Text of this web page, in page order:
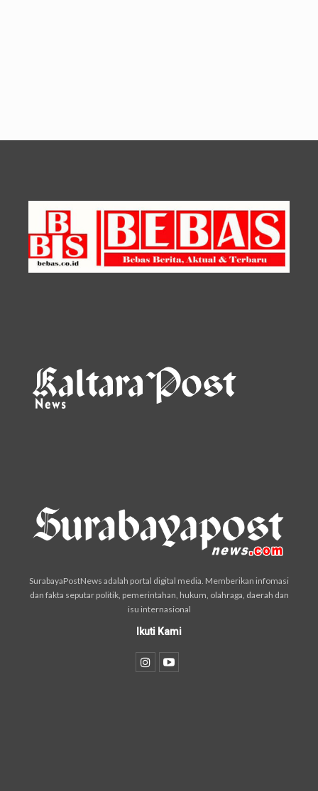
SurabayaPostNews adalah portal digital media. Memberikan infomasi
dan fakta seputar politik, pemerintahan, hukum, olahraga, daerah dan
isu internasional
Ikuti Kami